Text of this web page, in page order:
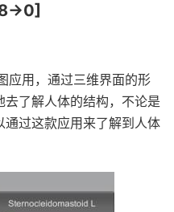
应用，通过三维界面的形
了解人体的结构，不论是
过这款应用来了解到人体